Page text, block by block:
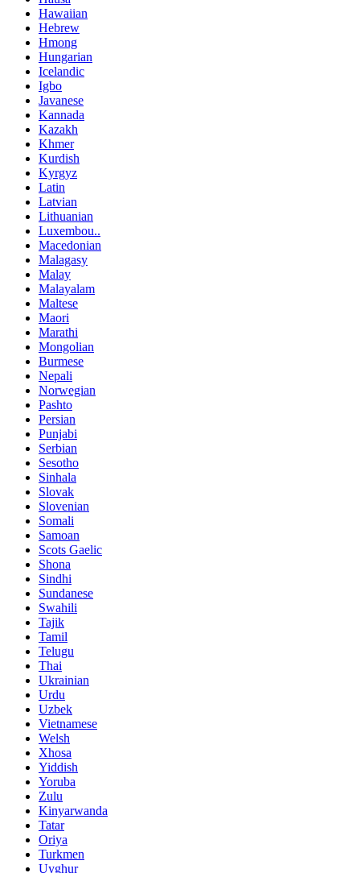
Hawaiian
Hebrew
Hmong
Hungarian
Icelandic
Igbo
Javanese
Kannada
Kazakh
Khmer
Kurdish
Kyrgyz
Latin
Latvian
Lithuanian
Luxembou..
Macedonian
Malagasy
Malay
Malayalam
Maltese
Maori
Marathi
Mongolian
Burmese
Nepali
Norwegian
Pashto
Persian
Punjabi
Serbian
Sesotho
Sinhala
Slovak
Slovenian
Somali
Samoan
Scots Gaelic
Shona
Sindhi
Sundanese
Swahili
Tajik
Tamil
Telugu
Thai
Ukrainian
Urdu
Uzbek
Vietnamese
Welsh
Xhosa
Yiddish
Yoruba
Zulu
Kinyarwanda
Tatar
Oriya
Turkmen
Uyghur